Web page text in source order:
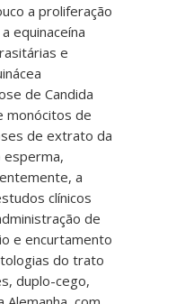
a proliferação
equinaceína
e
de Candida
monócitos de
de extrato da
esperma,
a
clínicos
de
e encurtamento
do trato
duplo-cego,